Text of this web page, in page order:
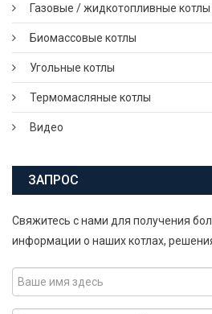
Газовые / жидкотопливные котлы
Биомассовые котлы
Угольные котлы
Термомасляные котлы
Видео
ЗАПРОС
Свяжитесь с нами для получения
информации о наших котлах,